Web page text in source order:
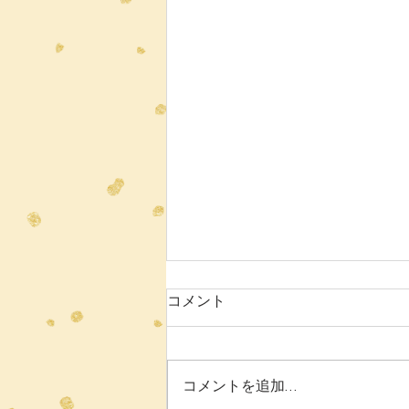
7月ニュースレター
保護者の皆様へ 梅雨の季節を迎
はさまざまな学びや体験を通して
コメント
コメントを追加…